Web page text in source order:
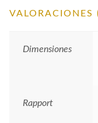
VALORACIONES
Dimensiones
Rapport